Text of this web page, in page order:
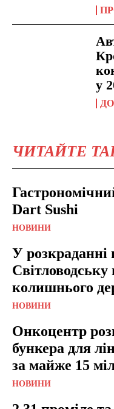
у
ЧИТАЙТЕ
Dart Sushi
НОВИНИ
У розкраданні
колишнього
НОВИНИ
Онкоцентр
бункера для
за майже 15
НОВИНИ